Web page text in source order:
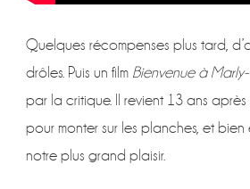
Quelques récompenses plus tard,
drôles. Puis un film Bienvenue à
par la critique. Il revient 13 ans après
pour monter sur les planches, et bien
notre plus grand plaisir.